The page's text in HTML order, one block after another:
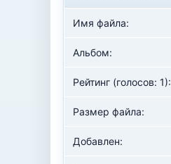
Имя файла:
Альбом:
Рейтинг (голосов: 1):
Размер файла:
Добавлен: